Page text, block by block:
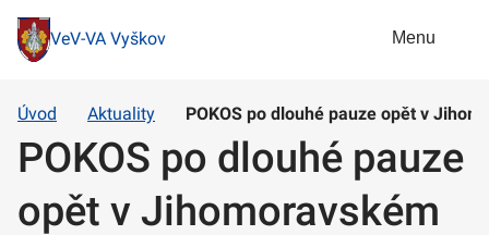
VeV-VA Vyškov Menu
Úvod Aktuality POKOS po dlouhé pauze opět v
POKOS po dlouhé pauze
opět v Jihomoravském